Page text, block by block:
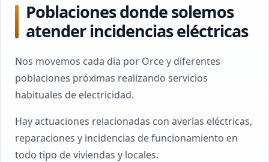
Poblaciones donde solemos
atender incidencias eléctricas
Nos movemos cada día por Orce y diferentes
poblaciones próximas realizando servicios
habituales de electricidad.
Hay actuaciones relacionadas con averías eléctricas,
reparaciones y incidencias de funcionamiento en
todo tipo de viviendas y locales.